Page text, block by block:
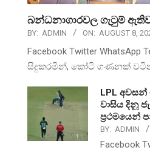
බන්ධනාගාරවල ගැටුම්
BY: ADMIN ON: AUGUST 8,
Facebook Twitter WhatsApp
සිදුකරමින්, කෝටි ගණනක්
LPL අවසන්
වාසිය දිනූ
ප්‍රථමයෙන්
BY: ADMIN
Facebook